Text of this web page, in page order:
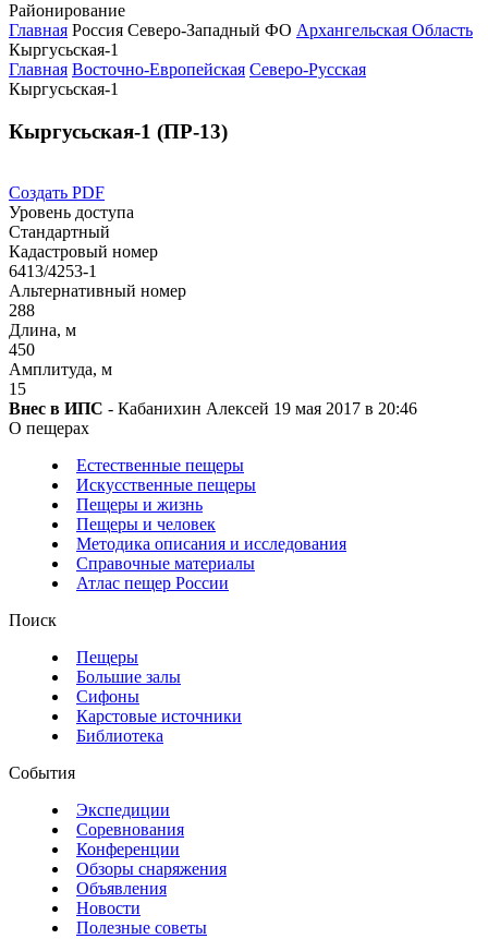
Районирование
Главная Россия Северо-Западный ФО Архангельская Область
Кыргусьская-1
Главная Восточно-Европейская Северо-Русская
Кыргусьская-1
Кыргусьская-1 (ПР-13)
Создать PDF
Уровень доступа
Стандартный
Кадастровый номер
6413/4253-1
Альтернативный номер
288
Длина, м
450
Амплитуда, м
15
Внес в ИПС - Кабанихин Алексей 19 мая 2017 в 20:46
О пещерах
Естественные пещеры
Искусственные пещеры
Пещеры и жизнь
Пещеры и человек
Методика описания и исследования
Справочные материалы
Атлас пещер России
Поиск
Пещеры
Большие залы
Сифоны
Карстовые источники
Библиотека
События
Экспедиции
Соревнования
Конференции
Обзоры снаряжения
Объявления
Новости
Полезные советы